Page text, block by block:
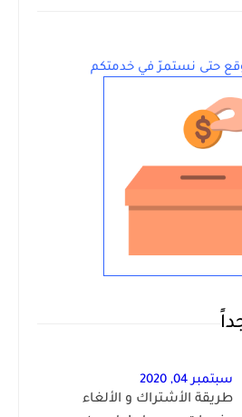
حتى نستمرّ في خدمتكم
سبتمبر 04, 2020
طريقة الأشتراك و الألغاء